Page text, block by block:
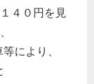
４０円を見
により、